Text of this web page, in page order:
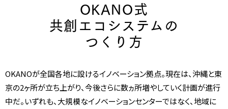
OKANO式
共創エコシステムの
つくり方
OKANOが全国各地に設けるイノベーション拠点。現在は、沖縄と東
京の2ヶ所が立ち上がり、今後さらに数ヵ所増やしていく計画が進行
中だ。いずれも、大規模なイノベーションセンターではなく、地域に